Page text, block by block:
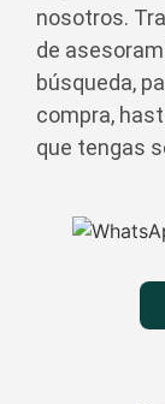
nosotros.
de
búsqueda,
compra,
que tengas